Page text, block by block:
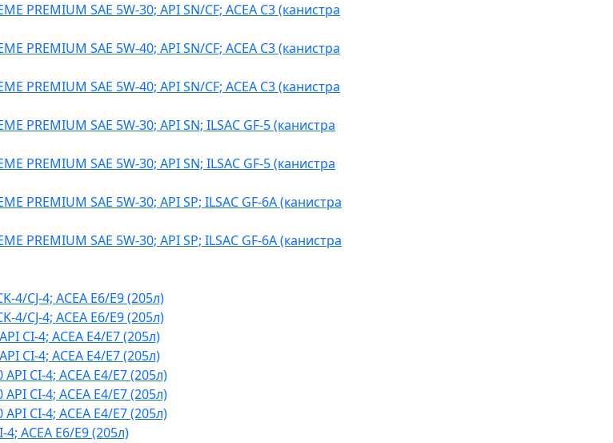
PREMIUM SAE 5W-30; API SN/CF; ACEA C3 (канистра
PREMIUM SAE 5W-40; API SN/CF; ACEA C3 (канистра
PREMIUM SAE 5W-40; API SN/CF; ACEA C3 (канистра
PREMIUM SAE 5W-30; API SN; ILSAC GF-5 (канистра
PREMIUM SAE 5W-30; API SN; ILSAC GF-5 (канистра
PREMIUM SAE 5W-30; API SP; ILSAC GF-6A (канистра
PREMIUM SAE 5W-30; API SP; ILSAC GF-6A (канистра
4/CJ-4; ACEA E6/E9 (205л)
4/CJ-4; ACEA E6/E9 (205л)
CI-4; ACEA E4/Е7 (205л)
CI-4; ACEA E4/Е7 (205л)
API CI-4; ACEA E4/Е7 (205л)
API CI-4; ACEA E4/Е7 (205л)
API CI-4; ACEA E4/Е7 (205л)
4; ACEA E6/E9 (205л)